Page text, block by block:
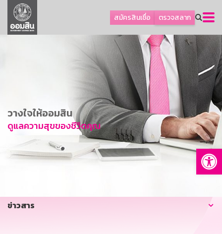
สมัครสินเชื่อ ตรวจสลาก
ลูกค้าธุรกิจ
ลูกค้าผู้ประกอบรายย่อย
การพัฒนาที่ยั่งยืน
ข่าวสาร
บริการทางการเงิน
อื่นๆ
วางใจให้ออมสิน
ดูแลความสุขของชีวิตคุณ
ข่าวสาร